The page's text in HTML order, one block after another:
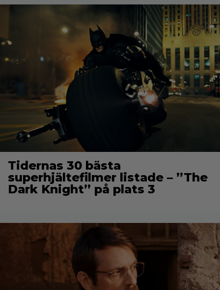
Tidernas 30 bästa
superhjältefilmer listade – ”The
Dark Knight” på plats 3